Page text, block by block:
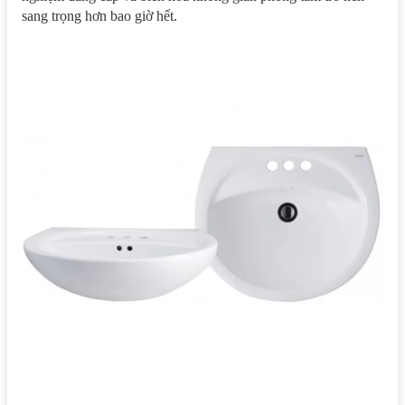
sang trọng hơn bao giờ hết.